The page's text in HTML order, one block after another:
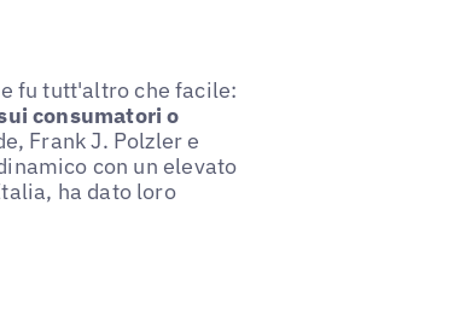
fu tutt'altro che facile:
consumatori o
Frank J. Polzler e
con un elevato
ha dato loro